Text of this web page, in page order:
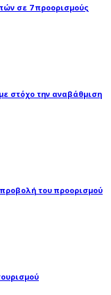
σε 7 προορισμούς
στόχο την αναβάθμιση
του προορισμού